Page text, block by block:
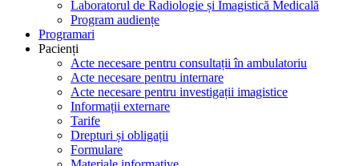
Laboratorul de Radiologie și Imagistică Medicală
Program audiențe
Programari
Pacienți
Acte necesare pentru consultații în ambulatoriu
Acte necesare pentru internare
Acte necesare pentru investigații imagistice
Informații externare
Tarife
Drepturi și obligații
Formulare